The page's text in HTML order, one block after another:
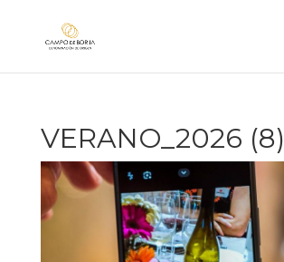
VERANO_2026 (8)